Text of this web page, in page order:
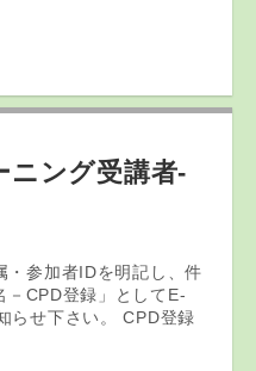
ニング受講者-
・参加者IDを明記し、件
－CPD登録」としてE-
らせ下さい。 CPD登録